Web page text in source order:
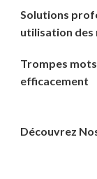
Solutions
utilisation des
Trompes
efficacement
Découvrez